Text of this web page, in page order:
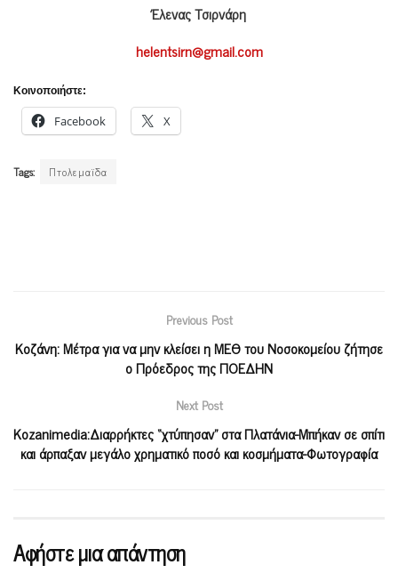
Έλενας Τσιρνάρη
helentsirn@gmail.com
Κοινοποιήστε:
Facebook X
Tags: Πτολεμαϊδα
Previous Post
Κοζάνη: Μέτρα για να μην κλείσει η ΜΕΘ του Νοσοκομείου ζήτησε
ο Πρόεδρος της ΠΟΕΔΗΝ
Next Post
Kozanimedia:Διαρρήκτες “χτύπησαν” στα Πλατάνια-Μπήκαν σε σπίτι
και άρπαξαν μεγάλο χρηματικό ποσό και κοσμήματα-Φωτογραφία
Αφήστε μια απάντηση